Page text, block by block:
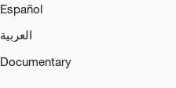
Español
العربية
Documentary